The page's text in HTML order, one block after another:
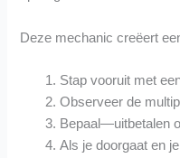
Deze mechanic creëert
Stap vooruit met
Observeer de
Bepaal—uitbetalen
Als je doorgaat en